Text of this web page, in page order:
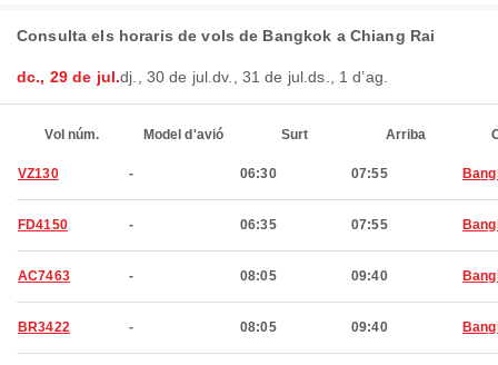
Consulta els horaris de vols de Bangkok a Chiang Rai
dc., 29 de jul.dj., 30 de jul.dv., 31 de jul.ds., 1 d’ag.
Vol núm. Model d'avió Surt Arriba
VZ130 - 06:30 07:55
FD4150 - 06:35 07:55
AC7463 - 08:05 09:40
BR3422 - 08:05 09:40